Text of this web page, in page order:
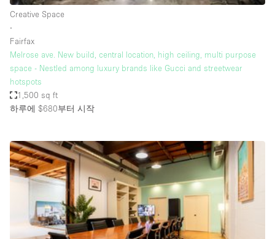
Mansion / House
Office Space
Photo / Filming Studio
Rooftop
Salon
Shop Share
Stall / Market Stall
Truck
Creative Space
∙
Fairfax
Melrose ave. New build, central location, high ceiling, multi purpose
space - Nestled among luxury brands like Gucci and streetwear
hotspots
1,500 sq ft
하루에 $680부터 시작